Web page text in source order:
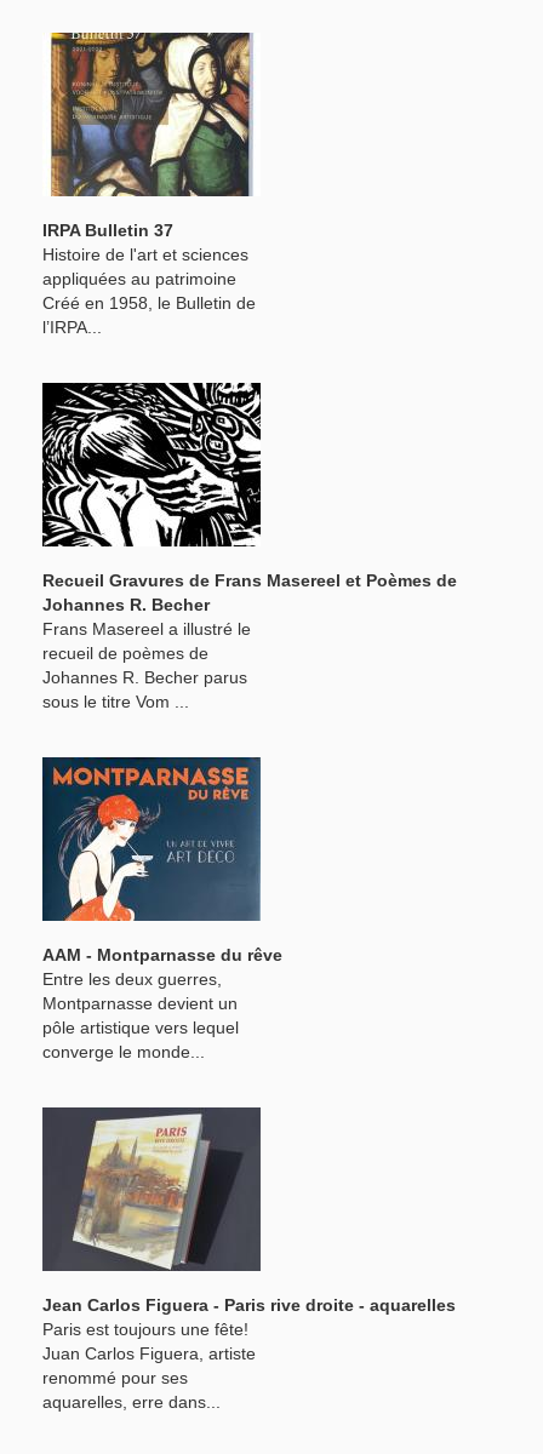
IRPA Bulletin 37
Histoire de l'art et sciences
appliquées au patrimoine
Créé en 1958, le Bulletin de
l’IRPA...
Recueil Gravures de Frans Masereel et Poèmes de
Johannes R. Becher
Frans Masereel a illustré le
recueil de poèmes de
Johannes R. Becher parus
sous le titre Vom ...
AAM - Montparnasse du rêve
Entre les deux guerres,
Montparnasse devient un
pôle artistique vers lequel
converge le monde...
Jean Carlos Figuera - Paris rive droite - aquarelles
Paris est toujours une fête!
Juan Carlos Figuera, artiste
renommé pour ses
aquarelles, erre dans...